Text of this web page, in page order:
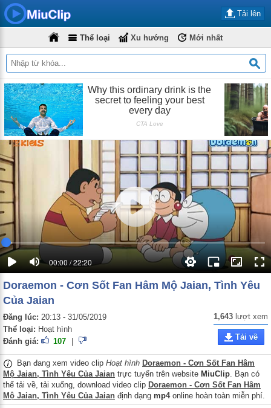
Tải lên
Thể loại Xu hướng Mới nhất
00:00 / 22:20
Doraemon - Cơn Sốt Fan Hâm Mộ Jaian, Tình Yêu
Của Jaian
Đăng lúc: 20:13 - 31/05/2019
Thể loại: Hoạt hình
Đánh giá:
107
1,643 lượt xem
Tải về
Bạn đang xem video clip Hoạt hình Doraemon - Cơn Sốt Fan Hâm
Mộ Jaian, Tình Yêu Của Jaian trực tuyến trên website MiuClip. Bạn có
thể tải về, tải xuống, download video clip Doraemon - Cơn Sốt Fan Hâm
Mộ Jaian, Tình Yêu Của Jaian định dạng mp4online hoàn toàn miễn phí.